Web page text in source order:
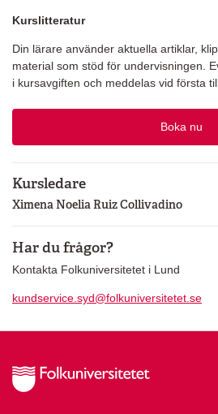
Kurslitteratur
Din lärare använder aktuella artiklar,
material som stöd för undervisningen.
i kursavgiften och meddelas vid första
Boka nu
Kursledare
Ximena Noelia Ruiz Collivadino
Har du frågor?
Kontakta Folkuniversitetet i Lund
kundservice.syd@folkuniversitetet.se